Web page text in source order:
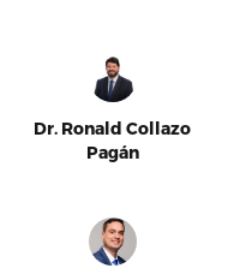
Dr. Ronald Collazo
Pagán